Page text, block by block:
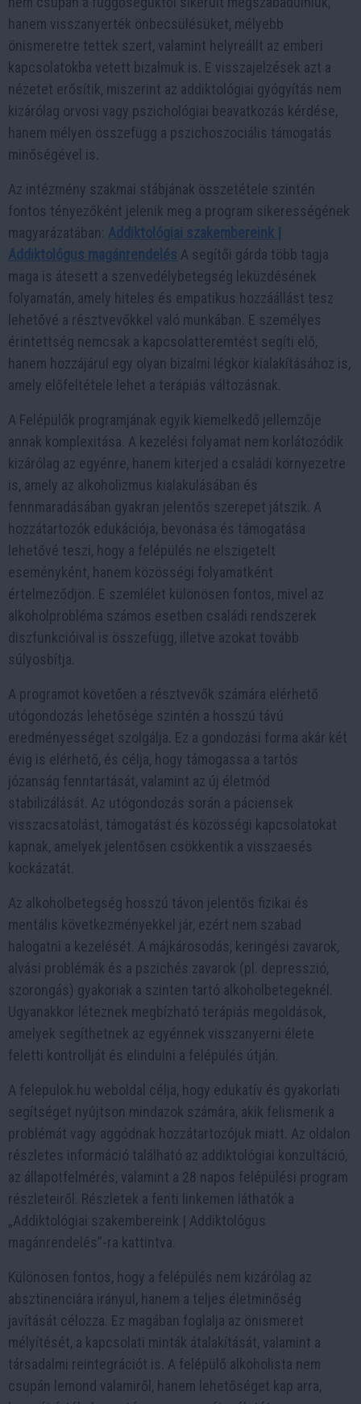
hanem visszanyerték önbecsülésüket, mélyebb
önismeretre tettek szert, valamint helyreállt az emberi
kapcsolatokba vetett bizalmuk is. E visszajelzések azt a
nézetet erősítik, miszerint az addiktológiai gyógyítás nem
kizárólag orvosi vagy pszichológiai beavatkozás kérdése,
hanem mélyen összefügg a pszichoszociális támogatás
minőségével is.
Az intézmény szakmai stábjának összetétele szintén
fontos tényezőként jelenik meg a program sikerességének
magyarázatában: Addiktológiai szakembereink |
Addiktológus magánrendelés A segítői gárda több tagja
maga is átesett a szenvedélybetegség leküzdésének
folyamatán, amely hiteles és empatikus hozzáállást tesz
lehetővé a résztvevőkkel való munkában. E személyes
érintettség nemcsak a kapcsolatteremtést segíti elő,
hanem hozzájárul egy olyan bizalmi légkör kialakításához is,
amely előfeltétele lehet a terápiás változásnak.
A Felépülők programjának egyik kiemelkedő jellemzője
annak komplexitása. A kezelési folyamat nem korlátozódik
kizárólag az egyénre, hanem kiterjed a családi környezetre
is, amely az alkoholizmus kialakulásában és
fennmaradásában gyakran jelentős szerepet játszik. A
hozzátartozók edukációja, bevonása és támogatása
lehetővé teszi, hogy a felépülés ne elszigetelt
eseményként, hanem közösségi folyamatként
értelmeződjön. E szemlélet különösen fontos, mivel az
alkoholprobléma számos esetben családi rendszerek
diszfunkcióival is összefügg, illetve azokat tovább
súlyosbítja.
A programot követően a résztvevők számára elérhető
utógondozás lehetősége szintén a hosszú távú
eredményességet szolgálja. Ez a gondozási forma akár két
évig is elérhető, és célja, hogy támogassa a tartós
józanság fenntartását, valamint az új életmód
stabilizálását. Az utógondozás során a páciensek
visszacsatolást, támogatást és közösségi kapcsolatokat
kapnak, amelyek jelentősen csökkentik a visszaesés
kockázatát.
Az alkoholbetegség hosszú távon jelentős fizikai és
mentális következményekkel jár, ezért nem szabad
halogatni a kezelését. A májkárosodás, keringési zavarok,
alvási problémák és a pszichés zavarok (pl. depresszió,
szorongás) gyakoriak a szinten tartó alkoholbetegeknél.
Ugyanakkor léteznek megbízható terápiás megoldások,
amelyek segíthetnek az egyénnek visszanyerni élete
feletti kontrollját és elindulni a felépülés útján.
A felepulok.hu weboldal célja, hogy edukatív és gyakorlati
segítséget nyújtson mindazok számára, akik felismerik a
problémát vagy aggódnak hozzátartozójuk miatt. Az oldalon
részletes információ található az addiktológiai konzultáció,
az állapotfelmérés, valamint a 28 napos felépülési program
részleteiről. Részletek a fenti linkemen láthatók a
„Addiktológiai szakembereink | Addiktológus
magánrendelés”-ra kattintva.
Különösen fontos, hogy a felépülés nem kizárólag az
absztinenciára irányul, hanem a teljes életminőség
javítását célozza. Ez magában foglalja az önismeret
mélyítését, a kapcsolati minták átalakítását, valamint a
társadalmi reintegrációt is. A felépülő alkoholista nem
csupán lemond valamiről, hanem lehetőséget kap arra,